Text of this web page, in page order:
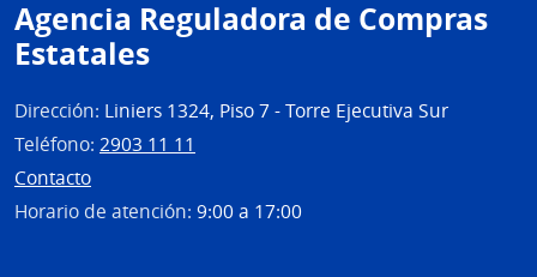
Agencia Reguladora de Compras
Estatales
Dirección: Liniers 1324, Piso 7 - Torre Ejecutiva Sur
Teléfono: 2903 11 11
Contacto
Horario de atención: 9:00 a 17:00